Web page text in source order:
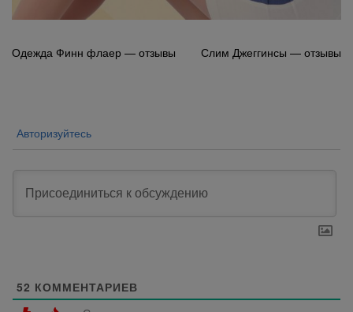
Навигация
Одежда Финн флаер — отзывы Слим Джеггинсы — отзывы
Авторизуйтесь
52 КОММЕНТАРИЕВ